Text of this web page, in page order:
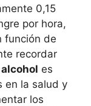
0,15
por hora,
función de
recordar
es
en la salud y
los